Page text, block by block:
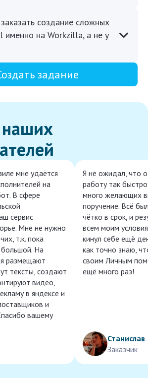
создание сложных
именно на Workzilla, а не у
задание
мне удаётся
на
В сфере
сервис
Мне не нужно
т.к. пока
большой. На
размещают
тексты, создают
видео,
в яндексе и
и
вашему
Я не ожидал, что
работу так
много желающих
поручение. Всё
чётко в срок, и
всем моим
кинул себе ещё
как точно знаю,
своим Личным
ещё много раз!
Станислав
Заказчик